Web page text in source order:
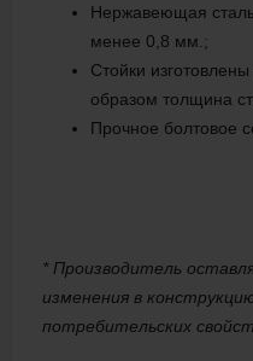
Нержавеющая
менее 0,8 мм.;
Стойки
образом толщина
Прочное болтовое
* Производитель
изменения в
потребительских